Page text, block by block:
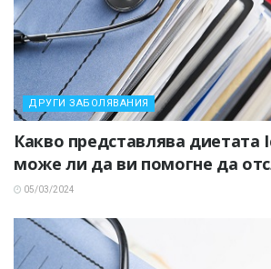
ДРУГИ ЗАБОЛЯВАНИЯ
Какво представлява диетата
може ли да ви помогне да
05/03/2024